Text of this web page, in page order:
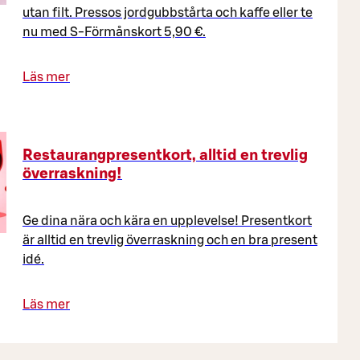
utan filt. Pressos jordgubbstårta och kaffe eller te
nu med S-Förmånskort 5,90 €.
Läs mer
Restaurangpresentkort, alltid en trevlig
överraskning!
Ge dina nära och kära en upplevelse! Presentkort
är alltid en trevlig överraskning och en bra present
idé.
Läs mer